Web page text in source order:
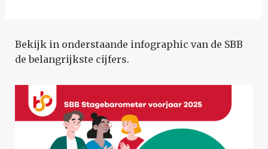
Bekijk in onderstaande infographic van de SBB
de belangrijkste cijfers.